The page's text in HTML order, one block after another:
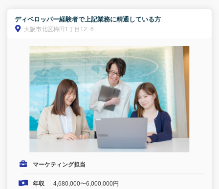
ディベロッパー経験者で上記業務に精通している方
大阪市北区梅田1丁目12−6
マーケティング担当
年収 4,680,000〜6,000,000円